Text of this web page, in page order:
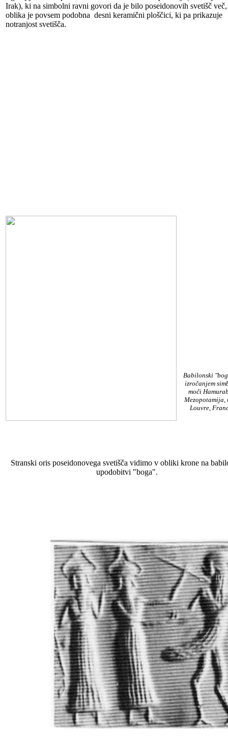
Irak), ki na simbolni ravni govori da je bilo poseidonovih svetišč več,
oblika je povsem podobna desni keramični ploščici, ki pa prikazuje
notranjost svetišča.
Babilonski
izročanjem
moči
Mezopotamija,
Louvre,
Stranski oris poseidonovega svetišča vidimo v obliki krone na
upodobitvi "boga".